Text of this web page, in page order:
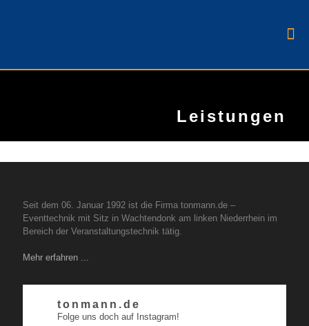
Leistungen
Seit dem 06. Januar 1992 ist die Firma tonmann.de –
Eventtechnik mit Sitz in Wachtendonk am linken Niederrhein im
Bereich der Veranstaltungstechnik tätig.
Mehr erfahren ...
tonmann.de
Folge uns doch auf Instagram!